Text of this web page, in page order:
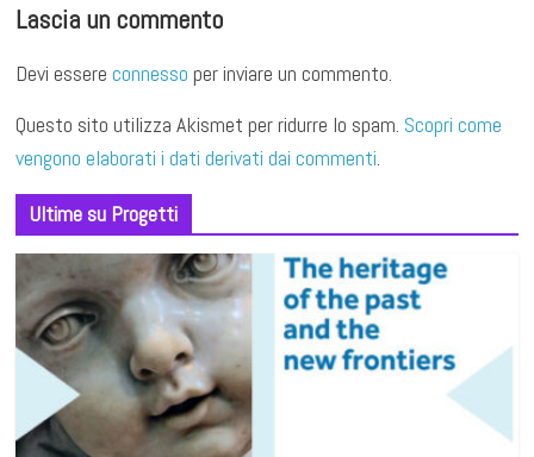
Lascia un commento
Devi essereconnesso per inviare un commento.
Questo sito utilizza Akismet per ridurre lo spam. Scopri come
vengono elaborati i dati derivati dai commenti.
Ultime su Progetti